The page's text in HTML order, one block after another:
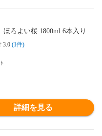
ほろよい桜 1800ml 6本入り
3.0 (1件)
詳細を見る